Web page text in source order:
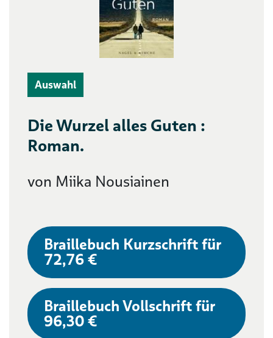
Auswahl
Die Wurzel alles Guten :
Roman.
von Miika Nousiainen
Braillebuch Kurzschrift für
72,76 €
Braillebuch Vollschrift für
96,30 €